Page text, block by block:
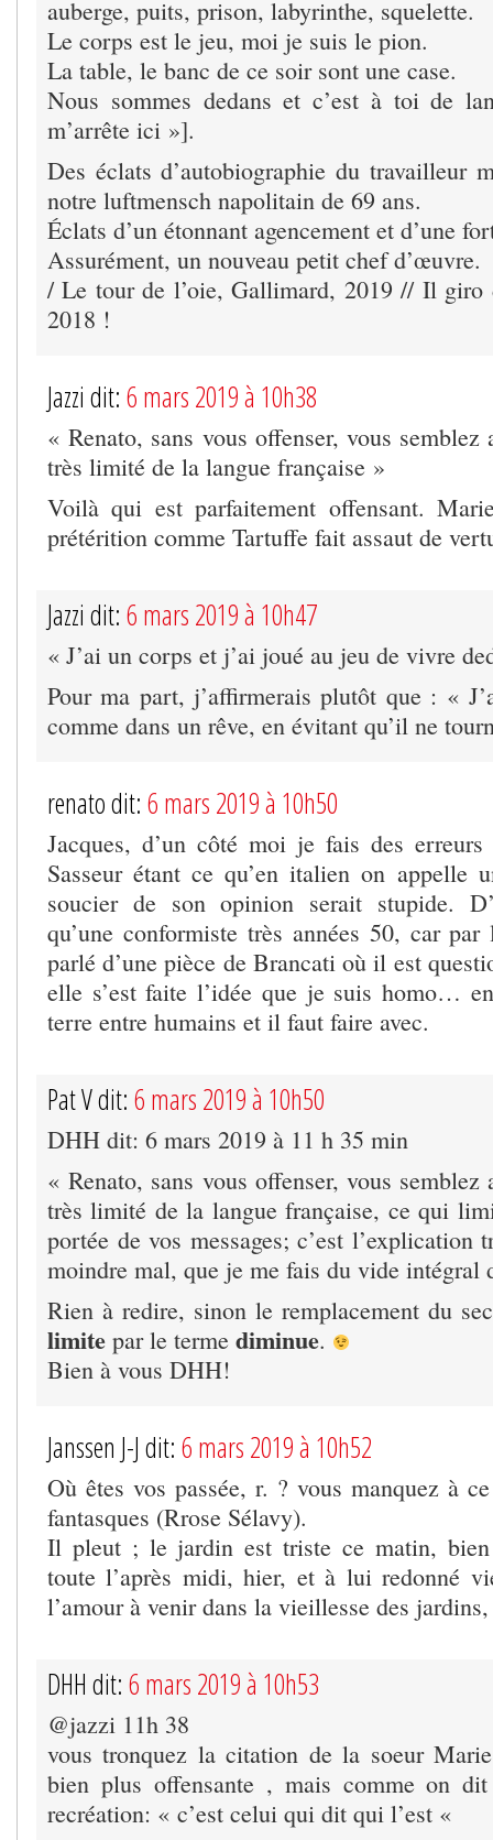
auberge, puits, prison, labyrinthe, squelette.
Le corps est le jeu, moi je suis le pion.
La table, le banc de ce soir sont une case.
Nous sommes dedans et c’est à toi de
m’arrête ici »].
Des éclats d’autobiographie du travailleur
notre luftmensch napolitain de 69 ans.
Éclats d’un étonnant agencement et d’une
Assurément, un nouveau petit chef d’œuvre.
/ Le tour de l’oie, Gallimard, 2019 // Il giro
2018 !
Jazzi dit: 6 mars 2019 à 10h38
« Renato, sans vous offenser, vous semblez
très limité de la langue française »
Voilà qui est parfaitement offensant.
prétérition comme Tartuffe fait assaut de
Jazzi dit: 6 mars 2019 à 10h47
« J’ai un corps et j’ai joué au jeu de vivre
Pour ma part, j’affirmerais plutôt que : «
comme dans un rêve, en évitant qu’il ne
renato dit: 6 mars 2019 à 10h50
Jacques, d’un côté moi je fais des
Sasseur étant ce qu’en italien on appelle
soucier de son opinion serait stupide.
qu’une conformiste très années 50, car
parlé d’une pièce de Brancati où il est
elle s’est faite l’idée que je suis homo…
terre entre humains et il faut faire avec.
Pat V dit: 6 mars 2019 à 10h50
DHH dit: 6 mars 2019 à 11 h 35 min
« Renato, sans vous offenser, vous semblez
très limité de la langue française, ce qui
portée de vos messages; c’est l’explication
moindre mal, que je me fais du vide intégral
Rien à redire, sinon le remplacement du
limite par le terme diminue.
Bien à vous DHH!
Janssen J-J dit: 6 mars 2019 à 10h52
Où êtes vos passée, r. ? vous manquez à
fantasques (Rrose Sélavy).
Il pleut ; le jardin est triste ce matin, bien
toute l’après midi, hier, et à lui redonné
l’amour à venir dans la vieillesse des
DHH dit: 6 mars 2019 à 10h53
@jazzi 11h 38
vous tronquez la citation de la soeur
bien plus offensante , mais comme on
recréation: « c’est celui qui dit qui l’est «